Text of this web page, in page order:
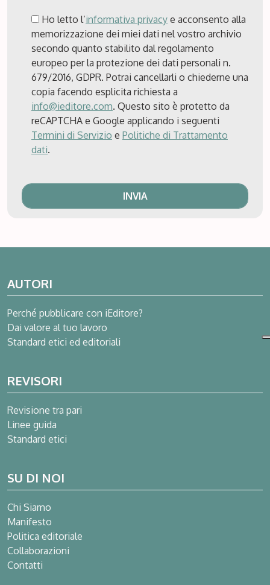
Ho letto l’informativa privacy e acconsento alla
memorizzazione dei miei dati nel vostro archivio
secondo quanto stabilito dal regolamento
europeo per la protezione dei dati personali n.
679/2016, GDPR. Potrai cancellarli o chiederne una
copia facendo esplicita richiesta a
info@ieditore.com. Questo sito è protetto da
reCAPTCHA e Google applicando i seguenti
Termini di Servizio e Politiche di Trattamento
dati.
AUTORI
Perché pubblicare con iEditore?
Dai valore al tuo lavoro
Standard etici ed editoriali
REVISORI
Revisione tra pari
Linee guida
Standard etici
SU DI NOI
Chi Siamo
Manifesto
Politica editoriale
Collaborazioni
Contatti